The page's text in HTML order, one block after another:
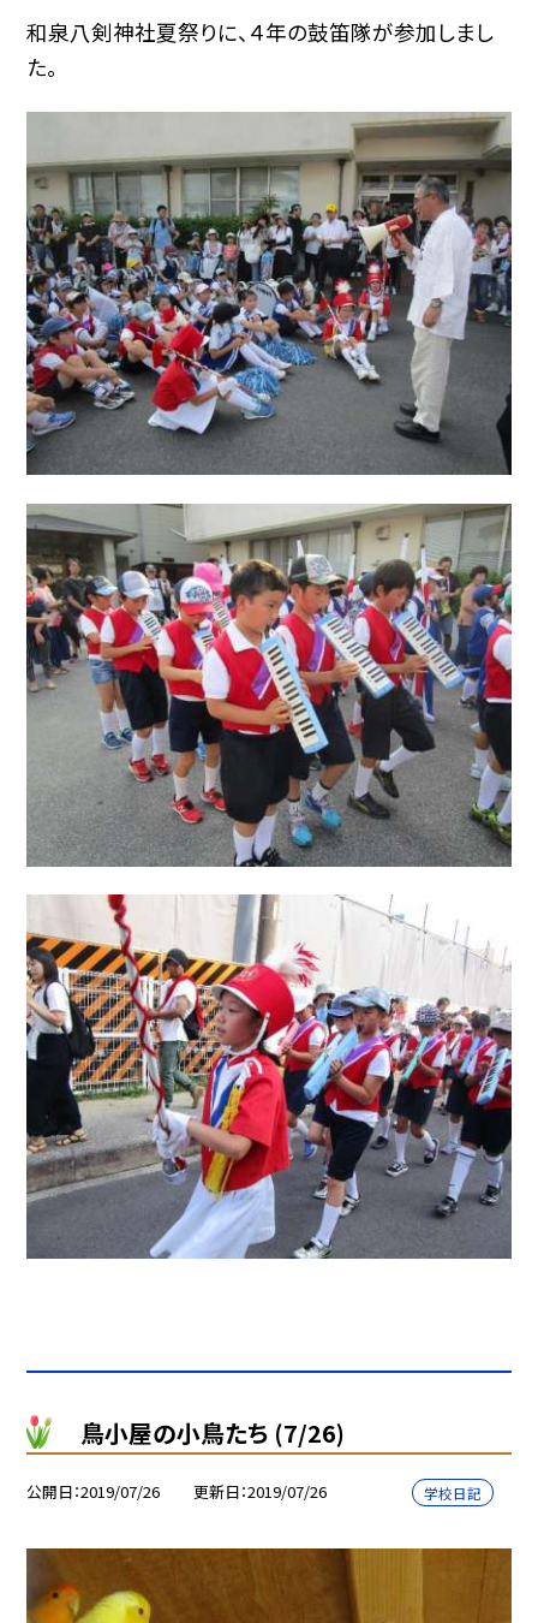
和泉八剣神社夏祭りに、４年の鼓笛隊が参加しまし
た。
鳥小屋の小鳥たち (7/26)
公開日 2019/07/26 更新日 2019/07/26 学校日記